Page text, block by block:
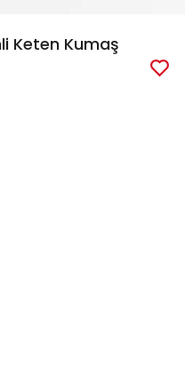
Keten Kumaş